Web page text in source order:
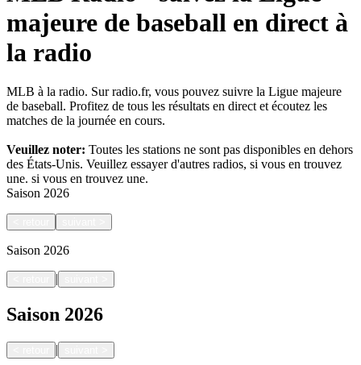
majeure de baseball en direct à
la radio
MLB à la radio. Sur radio.fr, vous pouvez suivre la Ligue majeure
de baseball. Profitez de tous les résultats en direct et écoutez les
matches de la journée en cours.
Veuillez noter: Toutes les stations ne sont pas disponibles en dehors
des États-Unis. Veuillez essayer d'autres radios, si vous en trouvez
une. si vous en trouvez une.
Saison 2026
Saison 2026
|
Saison 2026
|